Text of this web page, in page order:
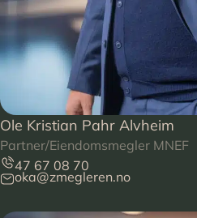
Ole Kristian Pahr Alvheim
Partner/Eiendomsmegler MNEF
47 67 08 70
oka@zmegleren.no